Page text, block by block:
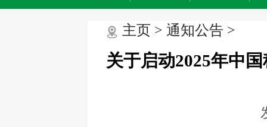
主页 > 通知公告 >
关于启动2025年中